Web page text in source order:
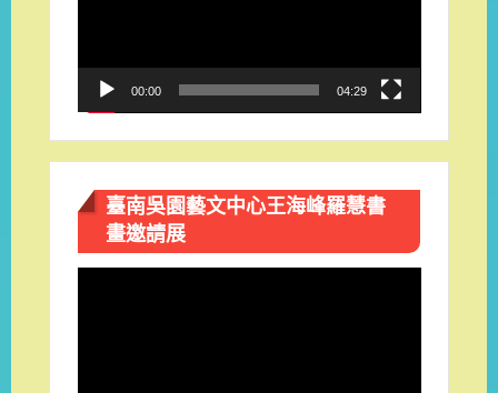
00:00 04:29
臺南吳園藝文中心王海峰羅慧書
畫邀請展